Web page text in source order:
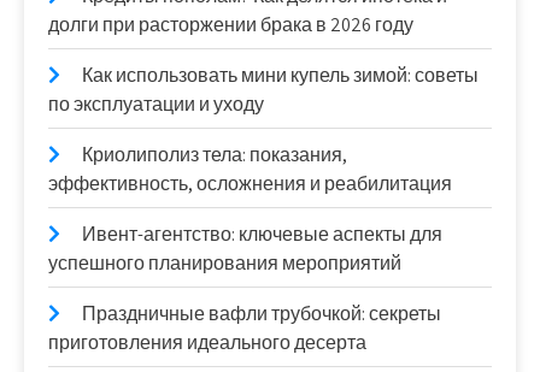
долги при расторжении брака в 2026 году
Как использовать мини купель зимой: советы
по эксплуатации и уходу
Криолиполиз тела: показания,
эффективность, осложнения и реабилитация
Ивент-агентство: ключевые аспекты для
успешного планирования мероприятий
Праздничные вафли трубочкой: секреты
приготовления идеального десерта